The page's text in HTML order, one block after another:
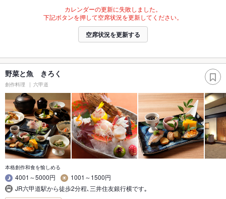
カレンダーの更新に失敗しました。
下記ボタンを押して空席状況を更新してください。
空席状況を更新する
野菜と魚 きろく
創作料理 六甲道
本格創作和食を愉しめる
4001～5000円
1001～1500円
JR六甲道駅から徒歩2分程､三井住友銀行横です｡